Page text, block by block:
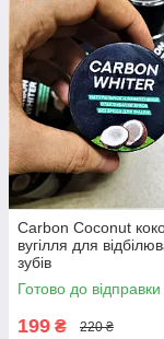
Carbon Coconut
вугілля для
зубів
Готово до
199 ₴ 220 ₴